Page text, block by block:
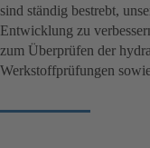
sind ständig bestrebt,
Entwicklung zu
zum Überprüfen der
Werkstoffprüfungen